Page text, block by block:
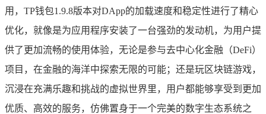
用，TP钱包1.9.8版本对DApp的加载速度和稳定性进行了精心
优化，就像是为应用程序安装了一台强劲的发动机，为用户提
供了更加流畅的使用体验，无论是参与去中心化金融（DeFi）
项目，在金融的海洋中探索无限的可能；还是玩区块链游戏，
沉浸在充满乐趣和挑战的虚拟世界里，用户都能够享受到更加
优质、高效的服务，仿佛置身于一个完美的数字生态系统之